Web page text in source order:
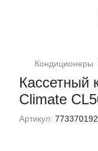
Кондиционеры
Кассетный
Climate
Артикул: